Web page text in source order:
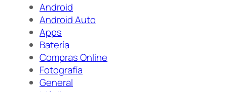
Android
Android Auto
Apps
Batería
Compras Online
Fotografía
General